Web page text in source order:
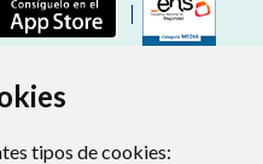
tipos de cookies: